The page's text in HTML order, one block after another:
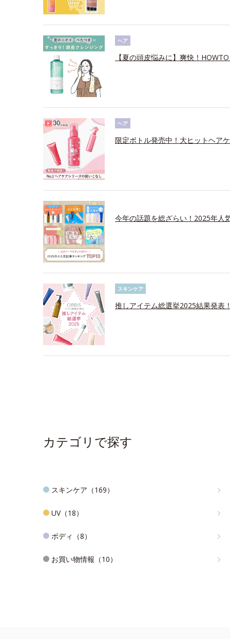
ヘア
【夏の頭皮悩みに】爽快！
ヘア
限定ボトル発売中！大ヒットヘア
今年の話題を総ざらい！2025年人
スキンケア
推しアイテム総選挙2025結果発表
カテゴリで探す
スキンケア（169）
UV（18）
ボディ（8）
お買い物情報（10）